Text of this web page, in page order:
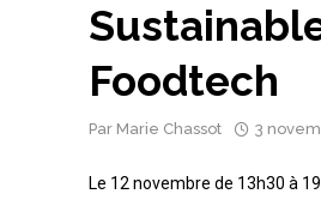
Foodtech
Par Marie Chassot 3
Le 12 novembre de 13h30 à